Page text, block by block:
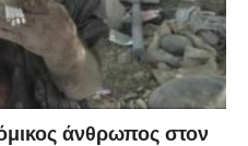
άνθρωπος στον